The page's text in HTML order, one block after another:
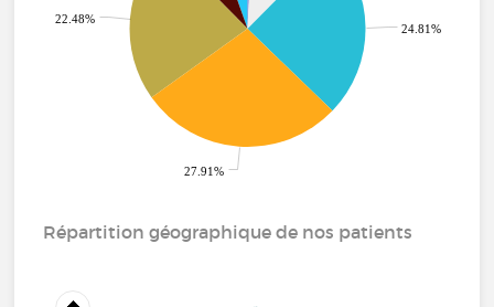
24.81%
27.91%
22.48%
Répartition géographique de nos patients